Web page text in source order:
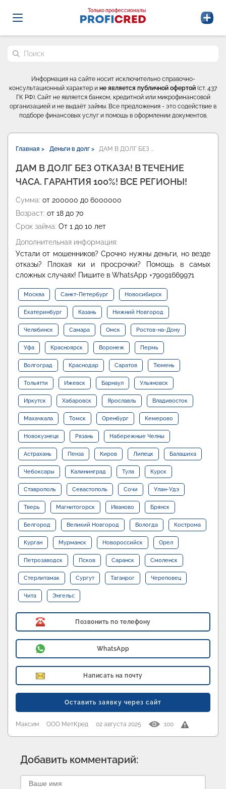
Probrokery - Только профессионалы
Только профессионалы
Поиск по сайту
Информация на сайте носит исключительно справочно-
консультационный характер и не является публичной офертой (ст. 437
ГК РФ). Сайт не является банком, кредитной или микрофинансовой
организацией и не выдаёт займы. Все предложения - это содействие в
подборе финансовых услуг и помощь в оформлении документов.
Главная > Деньги в долг > ДАМ В ДОЛГ БЕЗ …
ДАМ В ДОЛГ БЕЗ ОТКАЗА! В ТЕЧЕНИЕ
ЧАСА. ГАРАНТИЯ 100%! ВСЕ РЕГИОНЫ!
Сумма: от 200000 до 6000000
Возраст: от 18 до 70
Срок займа: От 1 до 10 лет
Дополнительная информация:
Устали от мошенников? Срочно нужны деньги, но везде
отказы? Плохая ки и просрочки? Помощь в самых
сложных случаях! Пишите в WhatsApp +79091669971
Москва Санкт-Петербург Новосибирск
Екатеринбург Казань Нижний Новгород
Челябинск Самара Омск Ростов-на-Дону
Уфа Красноярск Воронеж Пермь
Волгоград Краснодар Саратов Тюмень
Тольятти Ижевск Барнаул Ульяновск
Иркутск Хабаровск Ярославль Владивосток
Махачкала Томск Оренбург Кемерово
Новокузнецк Рязань Набережные Челны
Астрахань Пенза Киров Липецк Балашиха
Чебоксары Калининград Тула Курск
Ставрополь Севастополь Сочи Улан-Удэ
Тверь Магнитогорск Иваново Брянск
Белгород Великий Новгород Вологда Кострома
Курган Мурманск Новороссийск Орел
Петрозаводск Псков Саранск Смоленск
Стерлитамак Сургут Таганрог Череповец
Чита Энгельс
Позвонить по телефону
WhatsApp
Написать на почту
Оставить заявку через сайт
Максим ООО МетКред 02 августа 2025 100
Добавить комментарий: